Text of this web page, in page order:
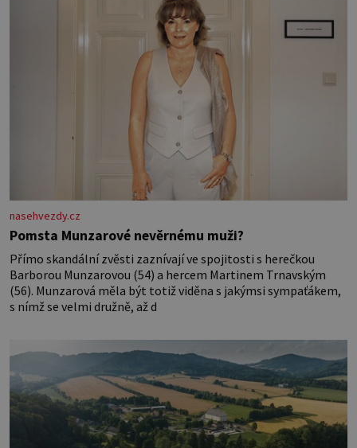
nasehvezdy.cz
Pomsta Munzarové nevěrnému muži?
Přímo skandální zvěsti zaznívají ve spojitosti s herečkou
Barborou Munzarovou (54) a hercem Martinem Trnavským
(56). Munzarová měla být totiž viděna s jakýmsi sympaťákem,
s nímž se velmi družně, až d